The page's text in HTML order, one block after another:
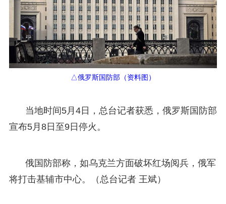
△俄罗斯国防部（资料图）
当地时间5月4日，总台记者获悉，俄罗斯国防部
宣布5月8日至9日停火。
俄国防部称，如乌克兰方面破坏红场阅兵，俄军
将打击基辅市中心。（总台记者 王斌）